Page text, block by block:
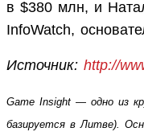
в $380 млн, и
InfoWatch,
Источник: http://
Game Insight — одно из
базируется в Литве).